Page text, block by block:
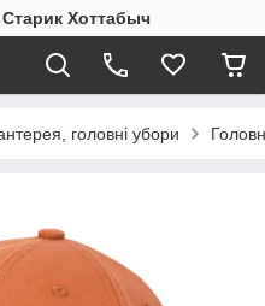
Хоттабыч
головні убори